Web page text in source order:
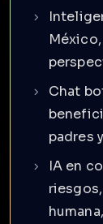
Chat
padres
IA en